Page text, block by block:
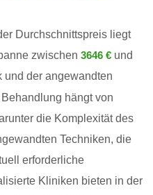
Durchschnittspreis liegt
zwischen 3646 € und
der angewandten
hängt von
die Komplexität des
Techniken, die
erforderliche
Kliniken bieten in der